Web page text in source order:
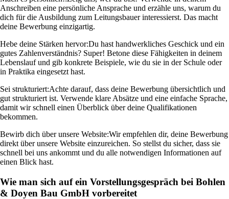
Anschreiben eine persönliche Ansprache und erzähle uns, warum du
dich für die Ausbildung zum Leitungsbauer interessierst. Das macht
deine Bewerbung einzigartig.
Hebe deine Stärken hervor:Du hast handwerkliches Geschick und ein
gutes Zahlenverständnis? Super! Betone diese Fähigkeiten in deinem
Lebenslauf und gib konkrete Beispiele, wie du sie in der Schule oder
in Praktika eingesetzt hast.
Sei strukturiert:Achte darauf, dass deine Bewerbung übersichtlich und
gut strukturiert ist. Verwende klare Absätze und eine einfache Sprache,
damit wir schnell einen Überblick über deine Qualifikationen
bekommen.
Bewirb dich über unsere Website:Wir empfehlen dir, deine Bewerbung
direkt über unsere Website einzureichen. So stellst du sicher, dass sie
schnell bei uns ankommt und du alle notwendigen Informationen auf
einen Blick hast.
Wie man sich auf ein Vorstellungsgespräch bei Bohlen
& Doyen Bau GmbH vorbereitet